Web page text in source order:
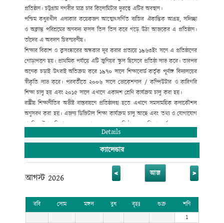
প্রতিষ্ঠান। চট্টগ্রাম নগরীর মাত্র চার কিলোমিটার দুরত্বে এটির অবস্থান।
পশ্চিম কধুরখীল এলাকার কয়েকজন আত্মোৎসর্গিত ব্যক্তির ঐকান্তিক আগ্রহ, সদিচ্ছা
ও অক্লান্ত পরিশ্রমের অনবদ্য ফসল তিল তিল করে গড়ে উঠা আজকের এ প্রতিষ্ঠান।
তাঁদের এ অবদান চিরস্মরনীয়।
শিক্ষার বিকাশ ও কুসংষ্কারের অন্ধকার দূর করার প্রত্যয়ে ১৯৬৩ইং সনে এ প্রতিষ্ঠানের
গোড়াপত্তন হয়। প্রাথমিক পর্যায়ে এটি জুনিয়র স্কুল হিসেবে প্রতিষ্ঠা লাভ করে। তারপর
অনেক চড়াই উৎরাই অতিক্রম করে ১৯৭০ সালে শিক্ষাবোর্ড কর্তৃক পূর্ণাঙ্গ বিদ্যালয়ের
স্বীকৃতি লাভ করে। পরবর্তীতে ২০০৬ সালে ভোকেশনাল / কম্পিউটার ও কারিগরি
শিক্ষা চালু হয় এবং ২০১৫ সালে এখানে একাদশ শ্রেণি কার্যক্রম চালু করা হয়।
রাষ্ট্রীয় শিক্ষানীতির অভীষ্ট বাস্তবায়নে প্রতিষ্ঠালগ্ন হতে এখানে সমসাময়িক কলাকৌশল
অনুসরণ করা হয়। এজন্য ডিজিটাল শিক্ষা কার্যক্রম চালু আছে এবং তথ্য ও যোগাযোগ
প্রযুক্তির উপর বিশেষ গুরুত্ব দেয়া হয়েছে। এ প্রতিষ্ঠান হতে শিক্ষা অর্জন করে অনেক
গুণী ব্যক্তি জাতীয় ও আন্তর্জাতিক ক্ষেত্রে ভূমিকা রেখে যাচ্ছেন।
Details
ক্যালেন্ডার
আগস্ট 2026 < আজ >
রবি সোম মঙ্গল বুধ বৃহঃ শুক্র
শনি
1